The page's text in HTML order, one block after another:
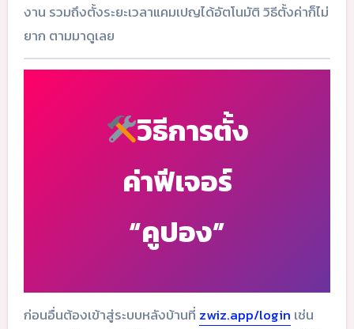
งาน รวมถึงตั้งระยะเวลาแคมเปญได้อัตโนมัติ วิธีตั้งค่าก็ไม่
ยาก ตามมาดูเลย
วิธีการตั้ง
ค่าฟีเจอร์
“คูปอง”
ก่อนอื่นต้องเข้าสู่ระบบหลังบ้านที่ zwiz.app/login เช่น